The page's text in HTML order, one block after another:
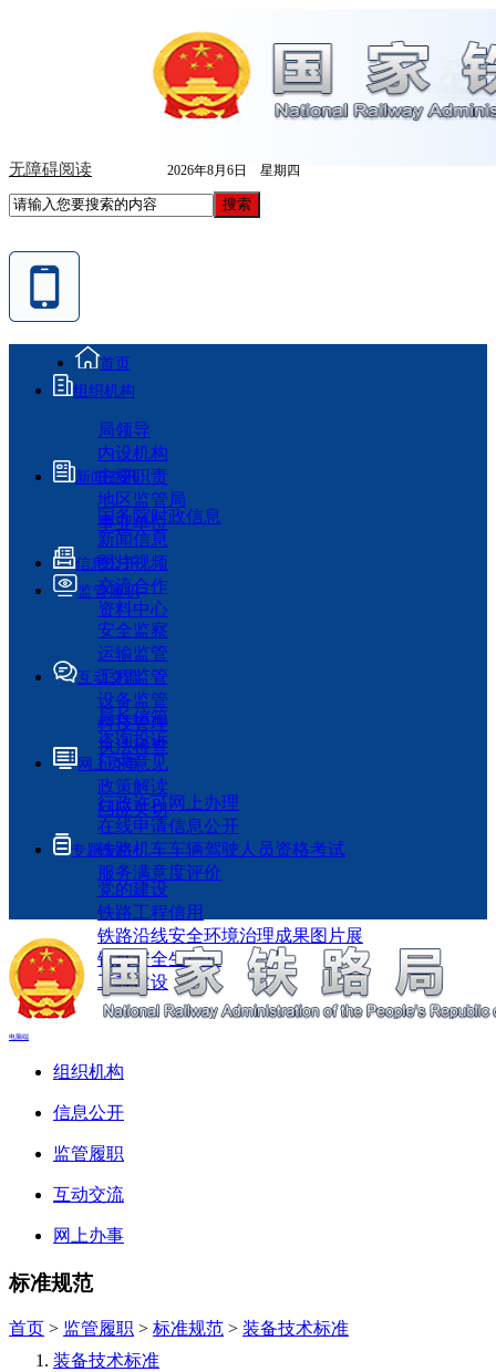
无障碍阅读 2026年8月6日 星期四
首页
组织机构
局领导
内设机构
主要职责
地区监管局
事业单位
新闻资讯
国务院时政信息
新闻信息
图片视频
交流合作
资料中心
信息公开
监管履职
安全监察
运输监管
工程监管
设备监管
科技管理
执法检查
互动交流
局长信箱
咨询投诉
征求意见
政策解读
回应关切
网上办事
行政许可网上办理
在线申请信息公开
铁路机车车辆驾驶人员资格考试
服务满意度评价
专题专栏
党的建设
铁路工程信用
铁路沿线安全环境治理成果图片展
铁路安全生产月
工程建设
电脑端
组织机构
信息公开
监管履职
互动交流
网上办事
标准规范
首页 > 监管履职 > 标准规范 > 装备技术标准
装备技术标准